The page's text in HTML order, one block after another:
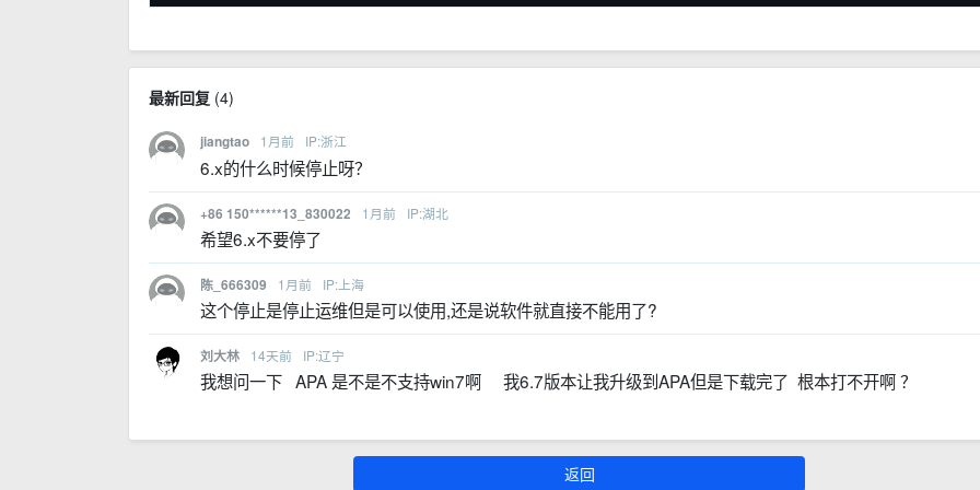
最新回复(4)
jiangtao 1月前 IP:浙江
6.x的什么时候停止呀？
+86 150******13_830022 1月前 IP:湖北
希望6.x不要停了
陈_666309 1月前 IP:上海
这个停止是停止运维但是可以使用,还是说软件就直接不能用了?
刘大林 14天前 IP:辽宁
我想问一下 APA 是不是不支持win7啊 我6.7版本让我升级到APA但是下载完了 根本打不开啊 ？
返回